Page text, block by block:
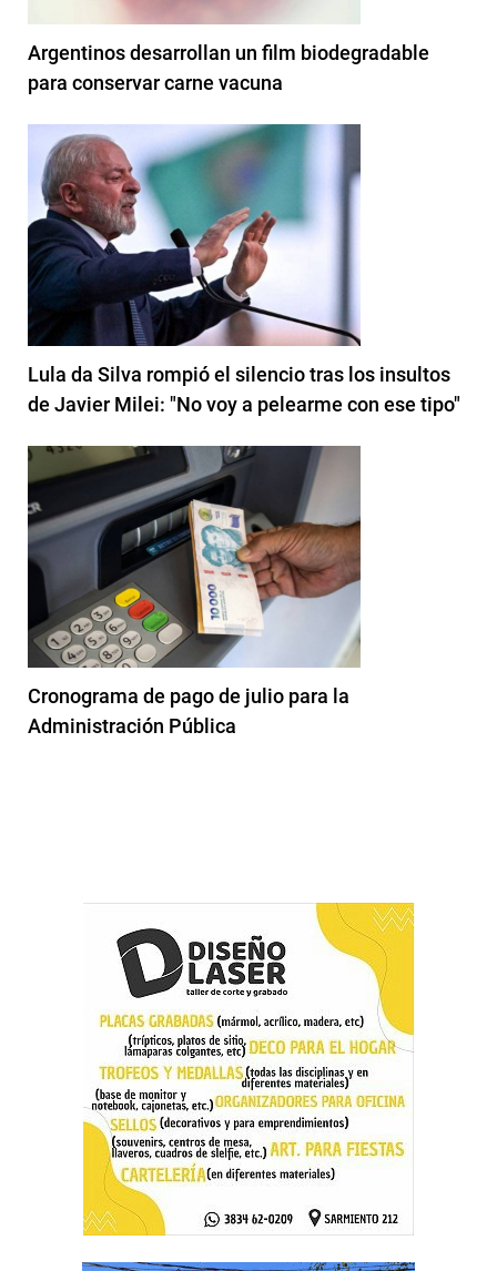
Argentinos desarrollan un film biodegradable
para conservar carne vacuna
Lula da Silva rompió el silencio tras los insultos
de Javier Milei: "No voy a pelearme con ese tipo"
Cronograma de pago de julio para la
Administración Pública